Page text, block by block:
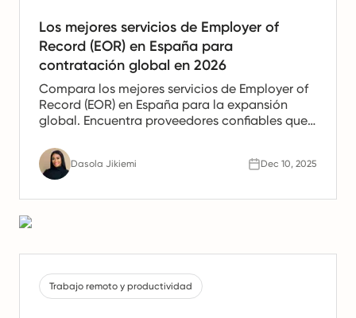
Los mejores servicios de Employer of
Record (EOR) en España para
contratación global en 2026
Compara los mejores servicios de Employer of
Record (EOR) en España para la expansión
global. Encuentra proveedores confiables que
y cumplimiento para equipos españoles.
Dasola Jikiemi Dec 10, 2025
Trabajo remoto y productividad